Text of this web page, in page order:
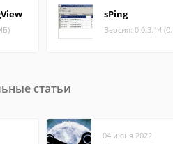
sPing
Версия: 0.0.3.14
статьи
04 июня 2022